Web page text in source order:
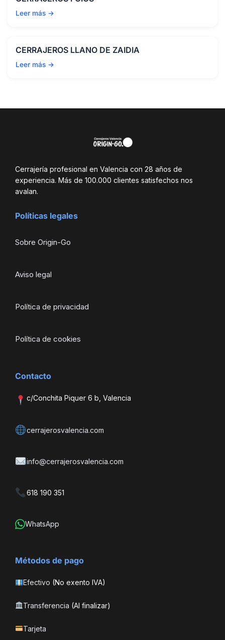
Leer más →
CERRAJEROS LLANO DE ZAIDIA
Leer más →
Cerrajería profesional en Valencia con 28 años de
experiencia. Más de 100.000 clientes satisfechos nos
avalan.
Políticas legales
Sobre Origin-Go
Aviso legal
Política de privacidad
Política de cookies
Contacto
c/Conchita Piquer 6 b, Valencia
cerrajerosvalencia.com
info@cerrajerosvalencia.com
618 190 351
WhatsApp
Métodos de pago
Efectivo (No exento IVA)
Transferencia (Al finalizar)
Tarjeta